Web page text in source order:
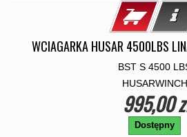
WCIAGARKA HUSAR 4500LBS
BST S 4500
HUSARWINCH
995,00
Dostępny